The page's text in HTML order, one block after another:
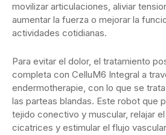
movilizar articulaciones, aliviar
aumentar la fuerza o mejorar la
actividades cotidianas.
Para evitar el dolor, el tratamiento
completa con CelluM6 Integral a
endermotherapie, con lo que se
las parteas blandas. Este robot que
tejido conectivo y muscular, relajar
cicatrices y estimular el flujo